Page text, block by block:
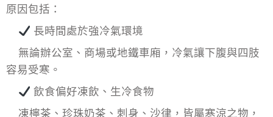
原因包括：
長時間處於強冷氣環境
無論辦公室、商場或地鐵車廂，冷氣讓下腹與四肢
容易受寒。
飲食偏好凍飲、生冷食物
凍檸茶、珍珠奶茶、刺身、沙律，皆屬寒涼之物，